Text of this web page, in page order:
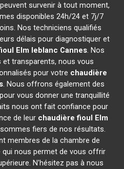
survenir à tout moment,
disponibles 24h/24 et 7j/7
Nos techniciens qualifiés
délais pour diagnostiquer et
Elm leblanc Cannes. Nos
transparents, nous vous
pour votre chaudière
. Nous offrons également des
vous donner une tranquillité
nous ont fait confiance pour
de leur chaudière fioul Elm
fiers de nos résultats.
membres de la chambre de
qui nous permet de vous offrir
N'hésitez pas à nous